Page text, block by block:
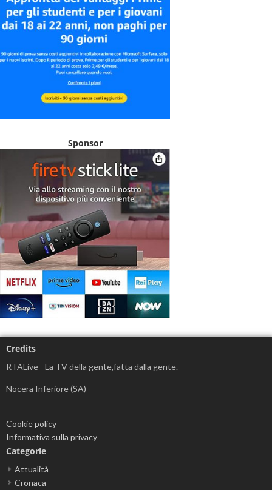
Sponsor
Credits
RTALive - La TV della gente,fatta dalla gente.
Nocera Inferiore (SA)
Cookie policy
Informativa sulla privacy
Categorie
Attualità
Cronaca